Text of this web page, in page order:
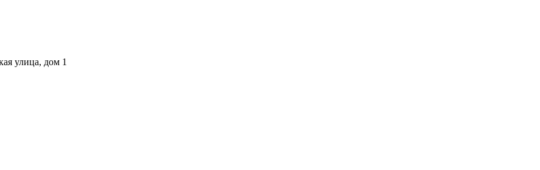
улица, дом 1